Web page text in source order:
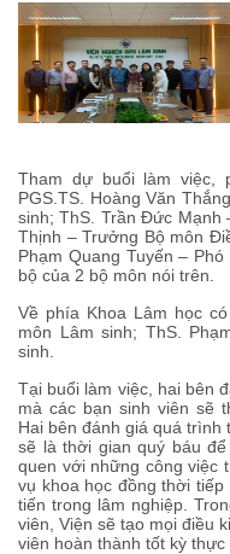
Tham dự buổi làm việc,
PGS.TS. Hoàng Văn
sinh; ThS. Trần Đức Mạnh
Thịnh – Trưởng Bộ môn
Phạm Quang Tuyến –
bộ của 2 bộ môn nói trên.
Về phía Khoa Lâm học
môn Lâm sinh; ThS.
sinh.
Tại buổi làm việc, hai bên
mà các bạn sinh viên sẽ
Hai bên đánh giá quá trình
sẽ là thời gian quý báu
quen với những công việc
vụ khoa học đồng thời
tiến trong lâm nghiệp.
viên, Viện sẽ tạo mọi điều
viên hoàn thành tốt kỳ thực